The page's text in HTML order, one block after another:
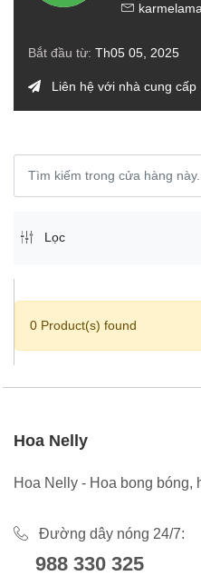
Bắt đầu từ: Th05 05, 2025
Liên hệ với nhà cung cấp
Lọc
0 Product(s) found
Hoa Nelly
Hoa Nelly - Hoa bong bóng,
Đường dây nóng 24/7:
988 330 325